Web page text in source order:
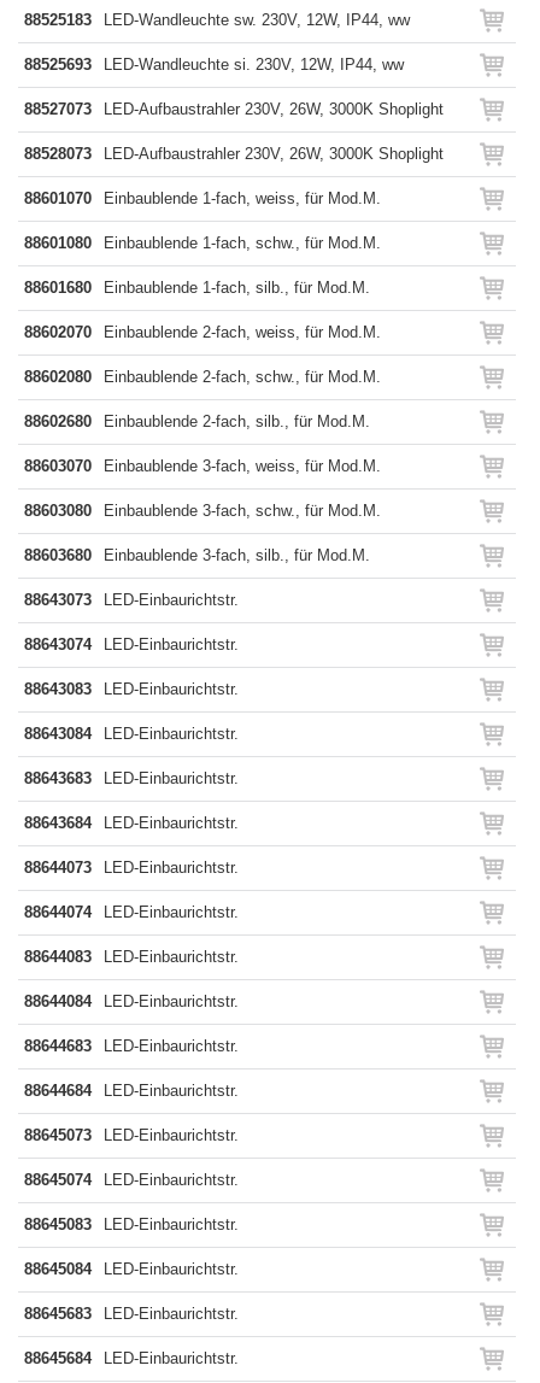
88525183 LED-Wandleuchte sw. 230V, 12W, IP44, ww
88525693 LED-Wandleuchte si. 230V, 12W, IP44, ww
88527073 LED-Aufbaustrahler 230V, 26W, 3000K Shoplight
88528073 LED-Aufbaustrahler 230V, 26W, 3000K Shoplight
88601070 Einbaublende 1-fach, weiss, für Mod.M.
88601080 Einbaublende 1-fach, schw., für Mod.M.
88601680 Einbaublende 1-fach, silb., für Mod.M.
88602070 Einbaublende 2-fach, weiss, für Mod.M.
88602080 Einbaublende 2-fach, schw., für Mod.M.
88602680 Einbaublende 2-fach, silb., für Mod.M.
88603070 Einbaublende 3-fach, weiss, für Mod.M.
88603080 Einbaublende 3-fach, schw., für Mod.M.
88603680 Einbaublende 3-fach, silb., für Mod.M.
88643073 LED-Einbaurichtstr.
88643074 LED-Einbaurichtstr.
88643083 LED-Einbaurichtstr.
88643084 LED-Einbaurichtstr.
88643683 LED-Einbaurichtstr.
88643684 LED-Einbaurichtstr.
88644073 LED-Einbaurichtstr.
88644074 LED-Einbaurichtstr.
88644083 LED-Einbaurichtstr.
88644084 LED-Einbaurichtstr.
88644683 LED-Einbaurichtstr.
88644684 LED-Einbaurichtstr.
88645073 LED-Einbaurichtstr.
88645074 LED-Einbaurichtstr.
88645083 LED-Einbaurichtstr.
88645084 LED-Einbaurichtstr.
88645683 LED-Einbaurichtstr.
88645684 LED-Einbaurichtstr.